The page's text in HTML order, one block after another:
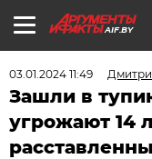
AIF.BY
03.01.2024 11:49
Зашли в
угрожают 14